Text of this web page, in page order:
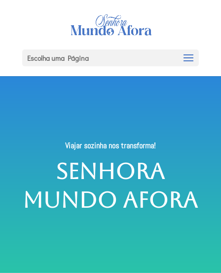
Escolha uma Página
Viajar sozinha nos transforma!
Senhora
Mundo Afora